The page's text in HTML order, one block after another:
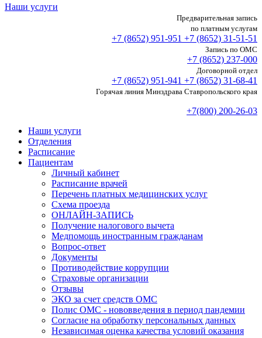
Наши услуги
Предварительная запись
по платным услугам
+7 (8652) 951-951 +7 (8652) 31-51-51
Запись по ОМС
+7 (8652) 237-000
Договорной отдел
+7 (8652) 951-941 +7 (8652) 31-68-41
Горячая линия Минздрава Ставропольского края
+7(800) 200-26-03
Наши услуги
Отделения
Расписание
Пациентам
Личный кабинет
Расписание врачей
Перечень платных медицинских услуг
Схема проезда
ОНЛАЙН-ЗАПИСЬ
Получение налогового вычета
Медпомощь иностранным гражданам
Вопрос-ответ
Документы
Противодействие коррупции
Страховые организации
Отзывы
ЭКО за счет средств ОМС
Полис ОМС - нововведения в период пандемии
Согласие на обработку персональных данных
Независимая оценка качества условий оказания